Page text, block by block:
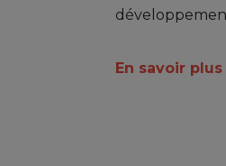
En savoir